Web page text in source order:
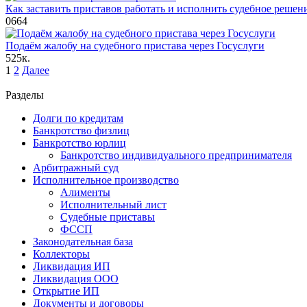
Как заставить приставов работать и исполнить судебное
0664
Подаём жалобу на судебного пристава через Госуслуги
525к.
Пагинация
1 2 Далее
Разделы
Долги по кредитам
Банкротство физлиц
Банкротство юрлиц
Банкротство индивидуального предпринимателя
Арбитражный суд
Исполнительное производство
Алименты
Исполнительный лист
Судебные приставы
ФССП
Законодательная база
Коллекторы
Ликвидация ИП
Ликвидация ООО
Открытие ИП
Документы и договоры